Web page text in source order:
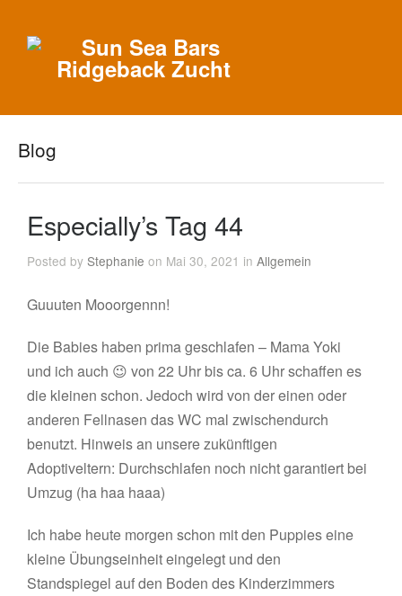
Blog
Especially’s Tag 44
Posted byStephanie on Mai 30, 2021 inAllgemein
Guuuten Mooorgennn!
Die Babies haben prima geschlafen – Mama Yoki
und ich auch 😉 von 22 Uhr bis ca. 6 Uhr schaffen es
die kleinen schon. Jedoch wird von der einen oder
anderen Fellnasen das WC mal zwischendurch
benutzt. Hinweis an unsere zukünftigen
Adoptiveltern: Durchschlafen noch nicht garantiert bei
Umzug (ha haa haaa)
Ich habe heute morgen schon mit den Puppies eine
kleine Übungseinheit eingelegt und den
Standspiegel auf den Boden des Kinderzimmers